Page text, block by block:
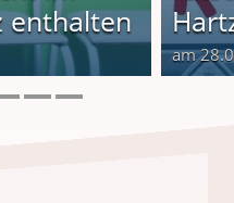
enthalten
am